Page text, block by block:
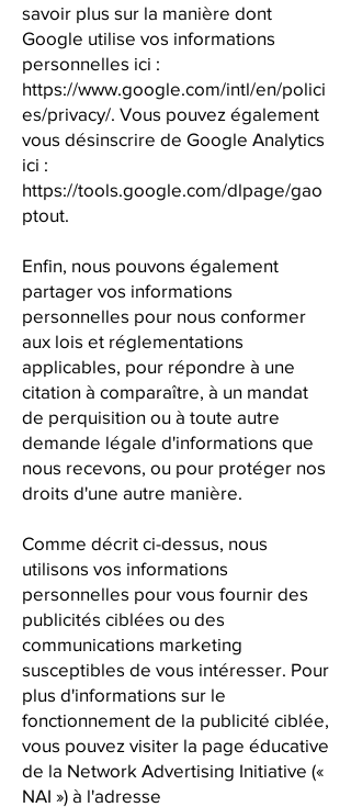
savoir plus sur la manière dont
Google utilise vos informations
personnelles ici :
https://www.google.com/intl/en/polici
es/privacy/. Vous pouvez également
vous désinscrire de Google Analytics
ici :
https://tools.google.com/dlpage/gao
ptout.
Enfin, nous pouvons également
partager vos informations
personnelles pour nous conformer
aux lois et réglementations
applicables, pour répondre à une
citation à comparaître, à un mandat
de perquisition ou à toute autre
demande légale d'informations que
nous recevons, ou pour protéger nos
droits d'une autre manière.
Comme décrit ci-dessus, nous
utilisons vos informations
personnelles pour vous fournir des
publicités ciblées ou des
communications marketing
susceptibles de vous intéresser. Pour
plus d'informations sur le
fonctionnement de la publicité ciblée,
vous pouvez visiter la page éducative
de la Network Advertising Initiative («
NAI ») à l'adresse